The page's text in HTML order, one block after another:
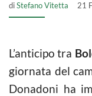
diStefano Vitetta 21
L’anticipo tra
giornata del
Donadoni ha